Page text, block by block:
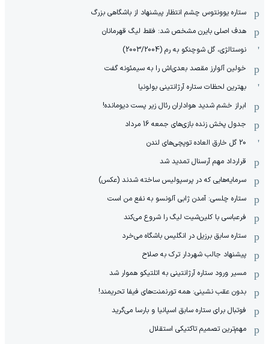
ستاره یوونتوس چشم انتظار پیشنهاد از باشگاهی بزرگ
هدف اصلی بایرن مشخص شد: فقط لیگ قهرمانان
نوستالژی، گل شوچنکو به رم (2003/2004)
خولین آلوارز مقصد بعدی‌اش را به سیمئونه گفت
بهترین لحظات ستاره آرژانتینی بولونیا
ابراز خشم شدید هواداران رئال زیر پست دیومانده!
جدول پخش زنده بازی‌های جمعه 16 مرداد
20 گل خارق العاده توپچی‌های لندن
قرارداد مهم آرسنال تمدید شد
سرمایه‌هایی که در پرسپولیس ساخته شدند (عکس)
ستاره چلسی: آمدن ژابی آلونسو به نفع من است
فرعباسی با کلین‌شیت لیگ را شروع می‌کند
ستاره سابق برزیل در انگلیس باشگاه می‌خرد
پیشنهاد جالب شهردار ترک به صلاح
مسیر ورود ستاره آرژانتینی به اتلتیکو هموار شد
بدون عقب نشینی: همه تورنمنت‌های فیفا تحریمند!
فوتبال برای ستاره سابق اسپانیا و بارسا می‌گرید
مهم‌ترین تصمیم تاکتیکی استقلال